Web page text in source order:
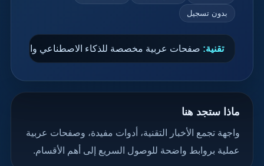
بدون تسجيل
تقنية: صفحات عربية مخصصة للذكاء الاصطناعي والعمل
ماذا ستجد هنا
واجهة تجمع الأخبار التقنية، أدوات مفيدة، وصفحات عربية
عملية بروابط واضحة للوصول السريع إلى أهم الأقسام.